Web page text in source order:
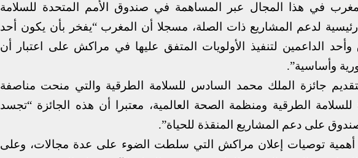
في هذا المجال عبر المساهمة في صندوق الأمم المتحدة للسلامة
رئيسية لدعم المشاريع ذات الصلة، مسجلا أن المغرب “يفخر بأن يكون أحد
وأحد الداعمين لتنفيذ الأولويات المتفق عليها في مراكش على اعتبار أن
وأساسية”.
جائزة الملك محمد السادس للسلامة الطرقية والتي منحت مناصفة
الطرقية ومنظمة الصحة العالمية، معتبرا أن هذه الجائزة “تجسد
على دعم المشاريع المنقذة للحياة”.
أهمية توصيات إعلان مراكش التي سلطت الضوء على عدة مجالات، وعلى